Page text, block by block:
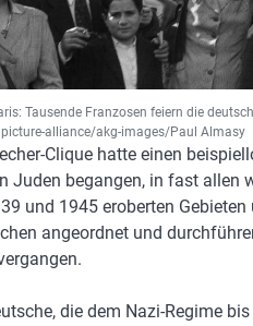
Tausende Franzosen feiern die
alliance/akg-images/Paul Almasy
Clique hatte einen
Juden begangen, in fast allen
und 1945 eroberten
angeordnet und
die dem Nazi-Regime